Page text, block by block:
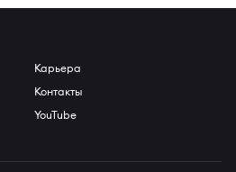
Карьера
Контакты
YouTube